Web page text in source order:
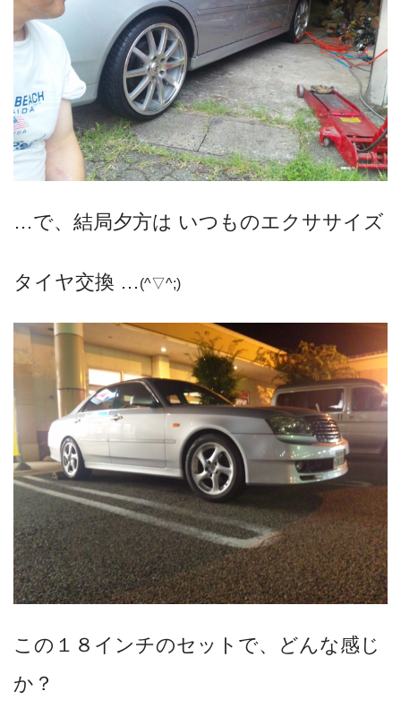
…で、結局夕方は いつものエクササイズ
タイヤ交換 … (^▽^;)
この１８インチのセットで、どんな感じ
か？